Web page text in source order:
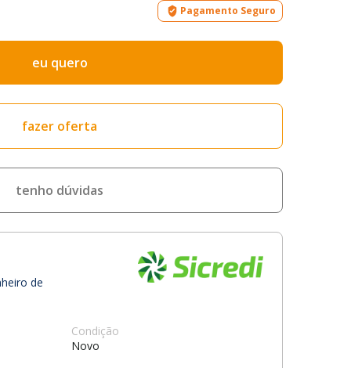
Pagamento Seguro
eu quero
fazer oferta
tenho dúvidas
de
Condição
Novo